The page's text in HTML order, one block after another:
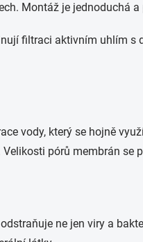
Montáž je jednoduchá
filtraci aktivním uhlím
vody, který se hojně
pórů membrán
ne jen viry a